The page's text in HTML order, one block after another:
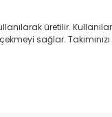
üretilir.
sağlar.